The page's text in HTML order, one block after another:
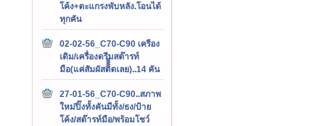
โค้ง+ตะแกรงพับหลัง.โอนได้
ทุกคัน
02-02-56_C70-C90 เครือง
เดิม/เครื่องดรีมสต๊ารท์
มือ(แค่สัมผัสติิิิดเลย)..14 คัน
27-01-56_C70-C90..สภาพ
ใหม่ปิ๊งทั้งคันมีทั้ง/ธง/ป้าย
โค้ง/สต๊ารท์มือ/พร้อมโชว์